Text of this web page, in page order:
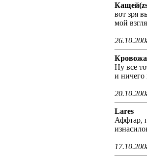
вот зря
мой
Ну все
и ничего
Lares
Аффтар,